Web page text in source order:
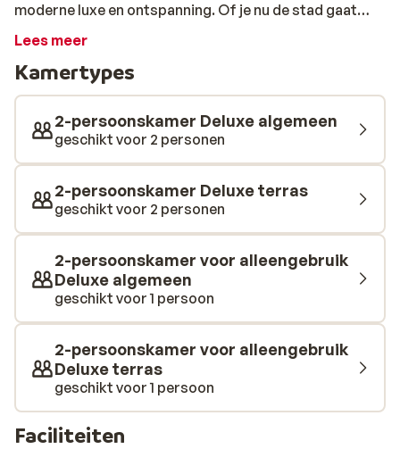
moderne luxe en ontspanning. Of je nu de stad gaat
ontdekken, wilt genieten van het bruisende nachtleven
rooftop zwembad en de skybar zijn dé plekken om te
ontspannen, terwijl je uitkijkt over de stad. Met winkels,
restaurants en uitgaansgelegenheden op loopafstand,
heb je alles binnen handbereik. Binnen het hotel vind je
volop mogelijkheden om actief te blijven of juist te
relaxen. Start je dag in de sportschool of kom tot rust
in het wellnesscentrum met spa en sauna. Voor een
heerlijke maaltijd kun je terecht in het à-la-carte- of
snelle bite. Dankzij de gunstige ligging en uitgebreide
faciliteiten is dit de ideale uitvalsbasis voor een
onvergetelijk verblijf op Ibiza.
Lees meer
Kamertypes
2-persoonskamer Deluxe algemeen
geschikt voor 2 personen
2-persoonskamer Deluxe terras
geschikt voor 2 personen
2-persoonskamer voor alleengebruik
Deluxe algemeen
geschikt voor 1 persoon
2-persoonskamer voor alleengebruik
Deluxe terras
geschikt voor 1 persoon
Faciliteiten